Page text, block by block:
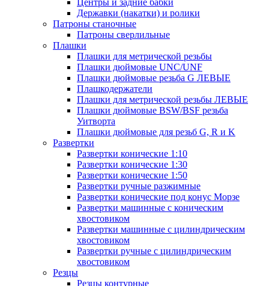
Центры и задние бабки
Державки (накатки) и ролики
Патроны станочные
Патроны сверлильные
Плашки
Плашки для метрической резьбы
Плашки дюймовые UNC/UNF
Плашки дюймовые резьба G ЛЕВЫЕ
Плашкодержатели
Плашки для метрической резьбы ЛЕВЫЕ
Плашки дюймовые BSW/BSF резьба
Уитворта
Плашки дюймовые для резьб G, R и K
Развертки
Развертки конические 1:10
Развертки конические 1:30
Развертки конические 1:50
Развертки ручные разжимные
Развертки конические под конус Морзе
Развертки машинные с коническим
хвостовиком
Развертки машинные с цилиндрическим
хвостовиком
Развертки ручные с цилиндрическим
хвостовиком
Резцы
Резцы контурные